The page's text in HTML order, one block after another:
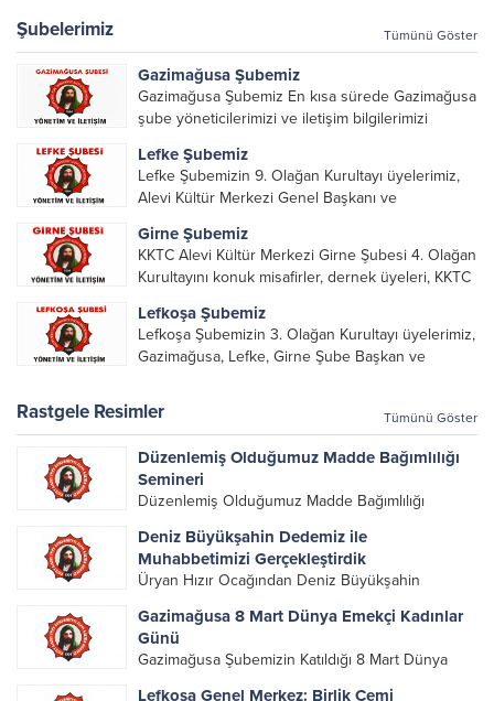
Şubelerimiz Tümünü Göster
Gazimağusa Şubemiz
Gazimağusa Şubemiz En kısa sürede Gazimağusa
şube yöneticilerimizi ve iletişim bilgilerimizi
Lefke Şubemiz
Lefke Şubemizin 9. Olağan Kurultayı üyelerimiz,
Alevi Kültür Merkezi Genel Başkanı ve
katılımı ile gerçekleşti. Önceki dönemde görev
alarak emek veren, katkı koyan cümle canların...
Girne Şubemiz
KKTC Alevi Kültür Merkezi Girne Şubesi 4. Olağan
Kurultayını konuk misafirler, dernek üyeleri, KKTC
yönetim kurulu, şube başkanları ve yönetim
organlarının katılımıyla gerçekleşti....
Lefkoşa Şubemiz
Lefkoşa Şubemizin 3. Olağan Kurultayı üyelerimiz,
Gazimağusa, Lefke, Girne Şube Başkan ve
üyelerinin katılımı ile gerçekleşti. Önceki
dönemde görev alan, emek veren, katkı koyan...
Rastgele Resimler Tümünü Göster
Düzenlemiş Olduğumuz Madde Bağımlılığı
Semineri
Düzenlemiş Olduğumuz Madde Bağımlılığı
Deniz Büyükşahin Dedemiz ile
Muhabbetimizi Gerçekleştirdik
Üryan Hızır Ocağından Deniz Büyükşahin
Gerçekleştirdik.Mağusa’dan Girne’ye, Lefkoşa’dan
Güzelyurt’a kadar tüm bölgelerden gelen
canlarımızla dün akşam çerağımızı uyandırdık,
muhabbetimizi birlik, sevgi ve muhabbetle
Gazimağusa 8 Mart Dünya Emekçi Kadınlar
Günü
Gazimağusa Şubemizin Katıldığı 8 Mart Dünya
Lefkoşa Genel Merkez: Birlik Cemi